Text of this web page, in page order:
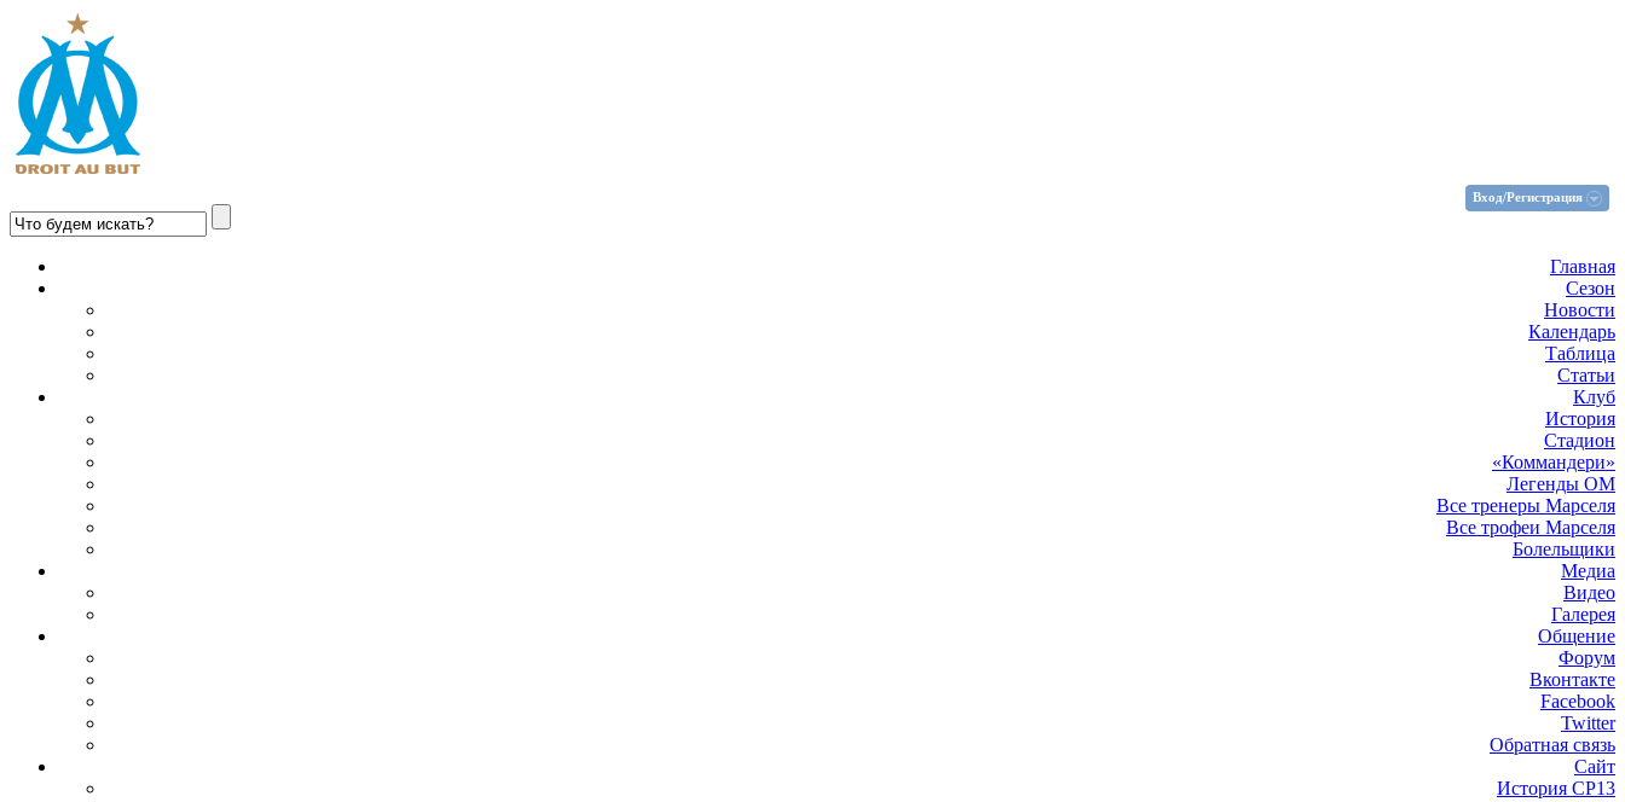
Вход/Регистрация
Главная
Сезон
Новости
Календарь
Таблица
Статьи
Клуб
История
Стадион
«Коммандери»
Легенды ОМ
Все тренеры Марселя
Все трофеи Марселя
Болельщики
Медиа
Видео
Галерея
Общение
Форум
Вконтакте
Facebook
Twitter
Обратная связь
Сайт
История СР13